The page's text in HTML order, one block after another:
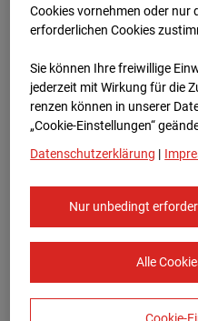
Archivdatum:
Europe/Berlin
Cookies vornehmen oder nur
erforderlichen Cookies
Sie können Ihre freiwillige
jederzeit mit Wirkung für die
renzen können in unserer
„Cookie-Einstellungen“
Datenschutzerklärung |
Nur unbedingt
Alle